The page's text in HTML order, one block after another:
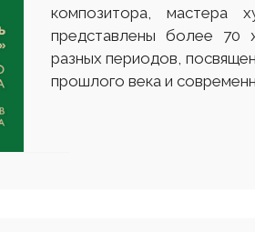
композитора, мастера
представлены более 70
разных периодов,
прошлого века и